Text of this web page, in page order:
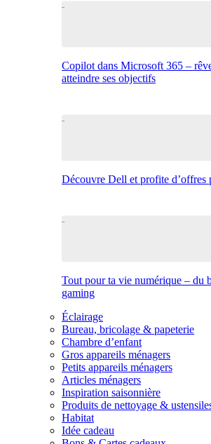
Copilot dans Microsoft 365 –
atteindre ses objectifs
Découvre Dell et profite d’offres
Tout pour ta vie numérique – du
gaming
Éclairage
Bureau, bricolage & papeterie
Chambre d’enfant
Gros appareils ménagers
Petits appareils ménagers
Articles ménagers
Inspiration saisonnière
Produits de nettoyage &
Habitat
Idée cadeau